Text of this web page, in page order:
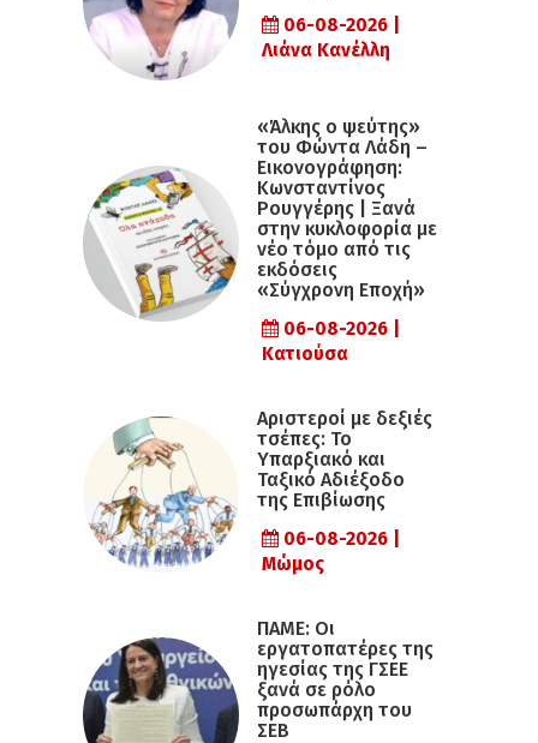
06-08-2026 |
Λιάνα Κανέλλη
«Άλκης ο ψεύτης»
του Φώντα Λάδη –
Εικονογράφηση:
Κωνσταντίνος
Ρουγγέρης | Ξανά
στην κυκλοφορία με
νέο τόμο από τις
εκδόσεις
«Σύγχρονη Εποχή»
06-08-2026 |
Κατιούσα
Αριστεροί με δεξιές
τσέπες: Το
Υπαρξιακό και
Ταξικό Αδιέξοδο
της Επιβίωσης
06-08-2026 |
Μώμος
ΠΑΜΕ: Οι
εργατοπατέρες της
ηγεσίας της ΓΣΕΕ
ξανά σε ρόλο
προσωπάρχη του
ΣΕΒ